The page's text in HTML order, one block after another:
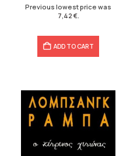
Previous lowest price was
7,42 €.
ADD TO CART